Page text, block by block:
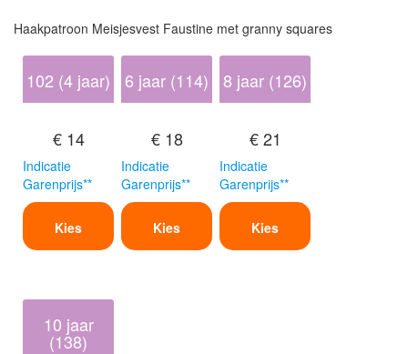
Haakpatroon Meisjesvest Faustine met granny squares
102 (4 jaar)
€ 14
Indicatie
Garenprijs**
Kies
6 jaar (114)
€ 18
Indicatie
Garenprijs**
Kies
8 jaar (126)
€ 21
Indicatie
Garenprijs**
Kies
10 jaar
(138)